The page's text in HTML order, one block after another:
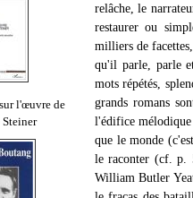
l'œuvre de
Steiner
relâche, le
restaurer ou
milliers de
qu'il parle, parle
mots répétés,
grands romans
l'édifice mélodique
que le monde
le raconter (cf. p.
William Butler